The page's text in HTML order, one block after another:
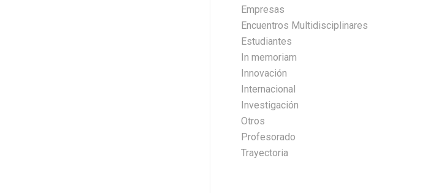
Empresas
Encuentros Multidisciplinares
Estudiantes
In memoriam
Innovación
Internacional
Investigación
Otros
Profesorado
Trayectoria